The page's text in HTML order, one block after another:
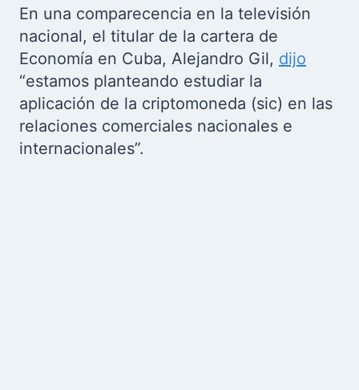
En una comparecencia en la televisión
nacional, el titular de la cartera de
Economía en Cuba, Alejandro Gil, dijo
“estamos planteando estudiar la
aplicación de la criptomoneda (sic) en las
relaciones comerciales nacionales e
internacionales”.